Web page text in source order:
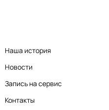
Наша история
Новости
Запись на сервис
Контакты